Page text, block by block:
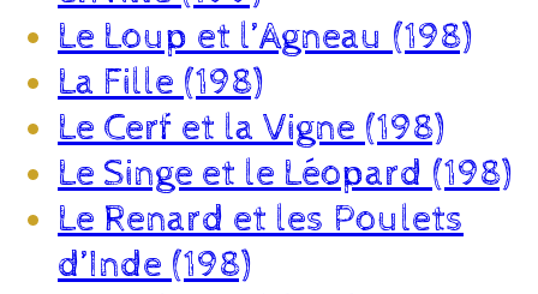
Le Loup et l’Agneau (198)
La Fille (198)
Le Cerf et la Vigne (198)
Le Singe et le Léopard (198)
Le Renard et les Poulets
d’Inde (198)